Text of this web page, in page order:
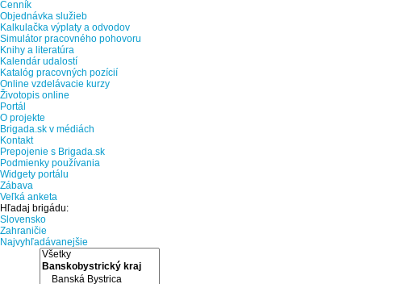
Cenník
Objednávka služieb
Kalkulačka výplaty a odvodov
Simulátor pracovného pohovoru
Knihy a literatúra
Kalendár udalostí
Katalóg pracovných pozícií
Online vzdelávacie kurzy
Životopis online
Portál
O projekte
Brigada.sk v médiách
Kontakt
Prepojenie s Brigada.sk
Podmienky používania
Widgety portálu
Zábava
Veľká anketa
Hľadaj brigádu:
Slovensko
Zahraničie
Najvyhľadávanejšie